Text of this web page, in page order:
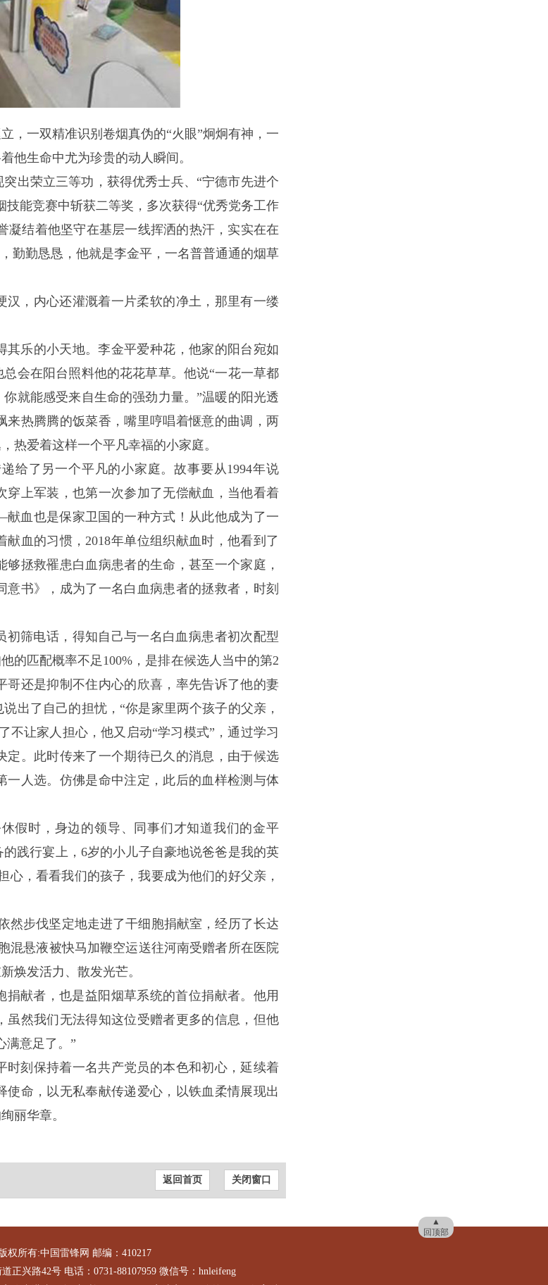
，一双精准识别卷烟真伪的“火眼”炯炯有神，一
生命中尤为珍贵的动人瞬间。
出荣立三等功，获得优秀士兵、“宁德市先进个
能竞赛中斩获二等奖，多次获得“优秀党务工作
凝结着他坚守在基层一线挥洒的热汗，实实在在
勤勤恳恳，他就是李金平，一名普普通通的烟草
，内心还灌溉着一片柔软的净土，那里有一缕
乐的小天地。李金平爱种花，他家的阳台宛如
会在阳台照料他的花花草草。他说“一花一草都
就能感受来自生命的强劲力量。”温暖的阳光透
热腾腾的饭菜香，嘴里哼唱着惬意的曲调，两
爱着这样一个平凡幸福的小家庭。
给了另一个平凡的小家庭。故事要从1994年说
上军装，也第一次参加了无偿献血，当他看着
血也是保家卫国的一种方式！从此他成为了一
血的习惯，2018年单位组织献血时，他看到了
拯救罹患白血病患者的生命，甚至一个家庭，
书》，成为了一名白血病患者的拯救者，时刻
筛电话，得知自己与一名白血病患者初次配型
的匹配概率不足100%，是排在候选人当中的第2
还是抑制不住内心的欣喜，率先告诉了他的妻
出了自己的担忧，“你是家里两个孩子的父亲，
让家人担心，他又启动“学习模式”，通过学习
。此时传来了一个期待已久的消息，由于候选
人选。仿佛是命中注定，此后的血样检测与体
假时，身边的领导、同事们才知道我们的金平
践行宴上，6岁的小儿子自豪地说爸爸是我的英
，看看我们的孩子，我要成为他们的好父亲，
然步伐坚定地走进了干细胞捐献室，经历了长达
混悬液被快马加鞭空运送往河南受赠者所在医院
焕发活力、散发光芒。
捐献者，也是益阳烟草系统的首位捐献者。他用
然我们无法得知这位受赠者更多的信息，但他
意足了。”
刻保持着一名共产党员的本色和初心，延续着
命，以无私奉献传递爱心，以铁血柔情展现出
丽华章。
关闭窗口
返回首页
▲
回顶部
权所有:中国雷锋网 邮编：410217
正兴路42号 电话：0731-88107959 微信号：hnleifeng